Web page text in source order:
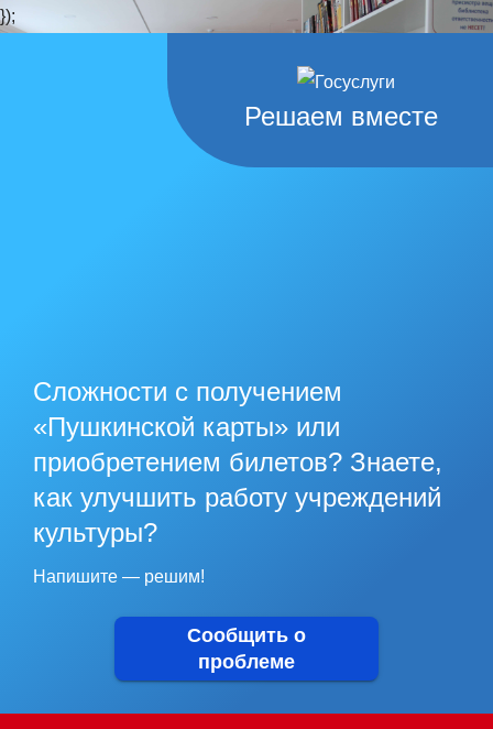
});
Решаем вместе
Сложности с получением
«Пушкинской карты» или
приобретением билетов? Знаете,
как улучшить работу учреждений
культуры?
Напишите — решим!
Сообщить о
проблеме